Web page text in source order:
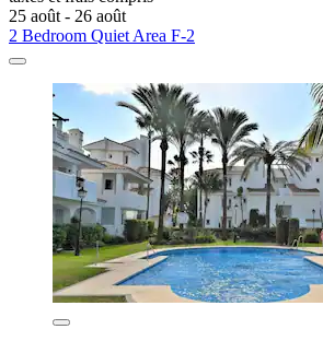
25 août - 26 août
2 Bedroom Quiet Area F-2